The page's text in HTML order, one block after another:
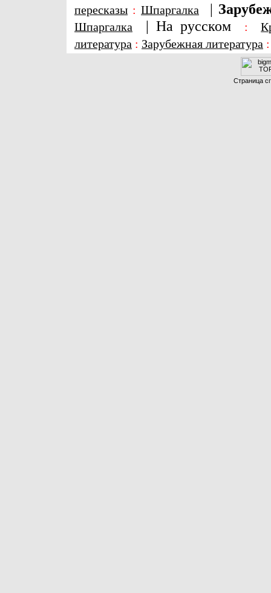
пересказы : Шпаргалка |
Шпаргалка | На русском :
литература : Зарубежная литература
Страница